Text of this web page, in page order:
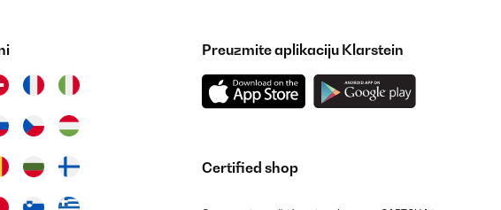
zu haben. Sie sind robust, zuverlässig, sehr scharf (bitte darauf
Anfänger und erfahrene Kocher zu empfehlen. Leicht zu waschen, und
Prevedi
Preuzmite aplikaciju Klarstein
Certified shop